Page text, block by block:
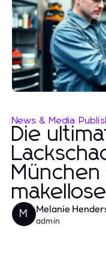
News & Media
Die
M Melanie
admin